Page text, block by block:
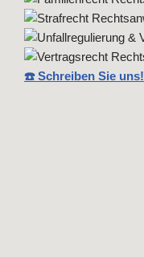
☎️ Schreiben Sie uns!